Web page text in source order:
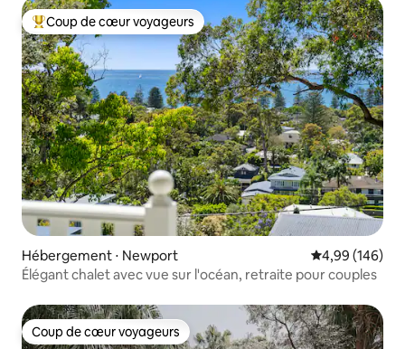
Coups de cœur voyageurs les plus appréciés
Coup de cœur voyageurs
Hébergement ⋅ Newport Évaluation
4,99 (146)
Élégant chalet avec vue sur l'océan, retraite pour couples
Coup de cœur voyageurs
Coup de cœur voyageurs